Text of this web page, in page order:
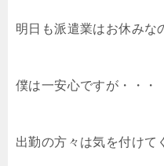
明日も派遣業はお休みな
僕は一安心ですが・・・
出勤の方々は気を付けて